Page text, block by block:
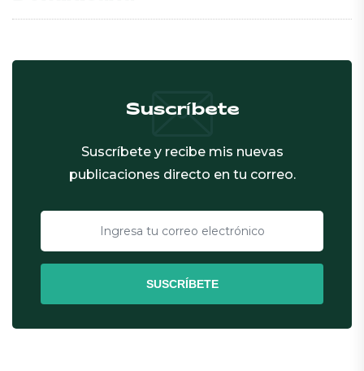
Suscríbete
Suscríbete y recibe mis nuevas
publicaciones directo en tu correo.
SUSCRÍBETE